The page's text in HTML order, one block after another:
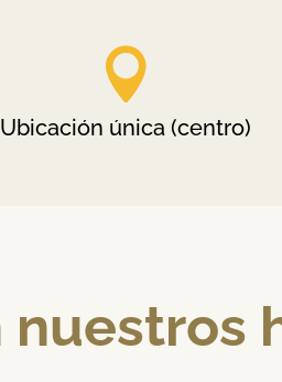

Ubicación única (centro)